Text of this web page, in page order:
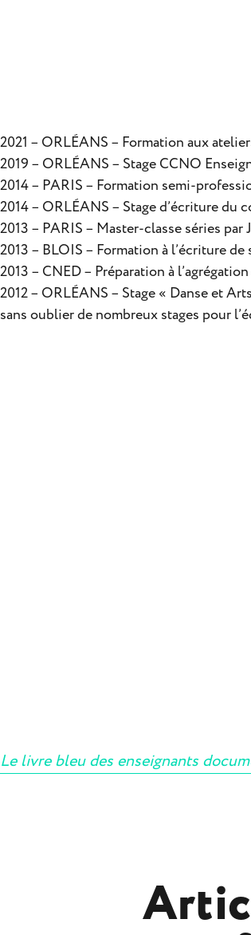
2021 – ORLÉANS – Formation aux
2019 – ORLÉANS – Stage CCNO
2014 – PARIS – Formation semi-
2014 – ORLÉANS – Stage d’écriture du
2013 – PARIS – Master-classe séries par
2013 – BLOIS – Formation à l’écriture
2013 – CNED – Préparation à
2012 – ORLÉANS – Stage « Danse et
sans oublier de nombreux stages pour
Le livre bleu des enseignants